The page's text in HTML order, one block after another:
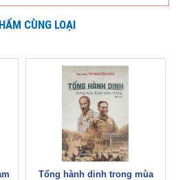
CÙNG LOẠI
Tổng hành dinh trong mùa